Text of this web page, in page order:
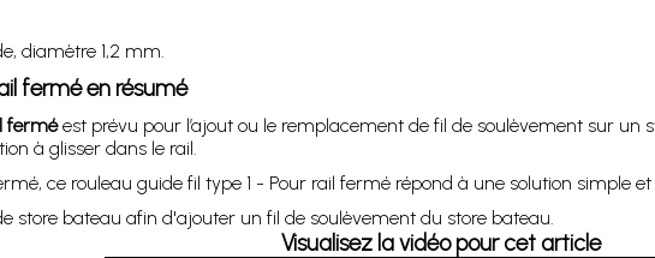
diamètre 1,2 mm.
fermé en résumé
ferméest prévu pour l’ajout ou le remplacement de fil de soulèvement sur un
à glisser dans le rail.
ce rouleau guide fil type 1 - Pour rail fermé répond à une solution simple et
store bateau afin d'ajouter un fil de soulèvement du store bateau.
Visualisez la vidéo pour cet article